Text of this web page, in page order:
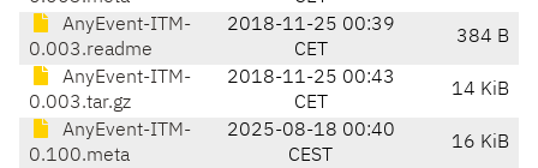
AnyEvent-ITM-
0.003.readme
2018-11-25 00:39
CET
384 B
AnyEvent-ITM-
0.003.tar.gz
2018-11-25 00:43
CET
14 KiB
AnyEvent-ITM-
0.100.meta
2025-08-18 00:40
CEST
16 KiB